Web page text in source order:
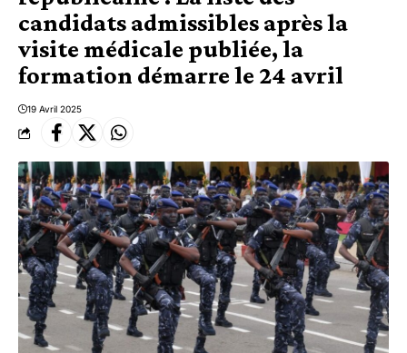
candidats admissibles après la
visite médicale publiée, la
formation démarre le 24 avril
19 Avril 2025